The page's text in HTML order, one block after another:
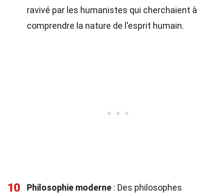
ravivé par les humanistes qui cherchaient à
comprendre la nature de l'esprit humain.
10 Philosophie moderne : Des philosophes